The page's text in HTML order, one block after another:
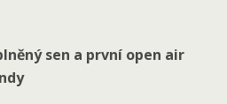
sen a první open air